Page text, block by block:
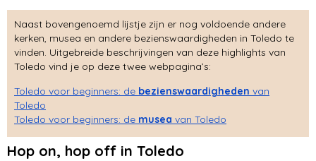
Naast bovengenoemd lijstje zijn er nog voldoende andere
kerken, musea en andere bezienswaardigheden in Toledo te
vinden. Uitgebreide beschrijvingen van deze highlights van
Toledo vind je op deze twee webpagina’s:
Toledo voor beginners: de bezienswaardigheden van
Toledo
Toledo voor beginners: de musea van Toledo
Hop on, hop off in Toledo